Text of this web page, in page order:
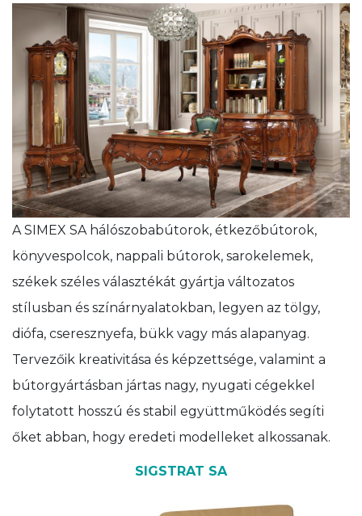
A SIMEX SA hálószobabútorok, étkezőbútorok,
könyvespolcok, nappali bútorok, sarokelemek,
székek széles választékát gyártja változatos
stílusban és színárnyalatokban, legyen az tölgy,
diófa, cseresznyefa, bükk vagy más alapanyag.
Tervezőik kreativitása és képzettsége, valamint a
bútorgyártásban jártas nagy, nyugati cégekkel
folytatott hosszú és stabil együttműködés segíti
őket abban, hogy eredeti modelleket alkossanak.
SIGSTRAT SA